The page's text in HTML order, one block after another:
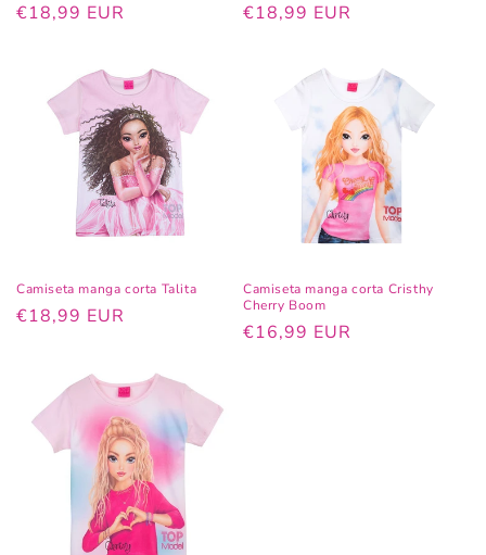
Precio
€18,99 EUR
Precio
€18,99 EUR
Camiseta manga corta Talita
Precio
€18,99 EUR
Camiseta manga corta Cristhy
Cherry Boom
Precio
€16,99 EUR